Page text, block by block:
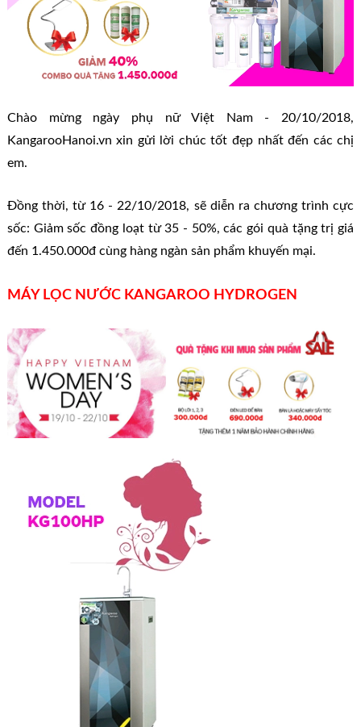
Chào mừng ngày phụ nữ Việt Nam - 20/10/2018,
KangarooHanoi.vn xin gửi lời chúc tốt đẹp nhất đến các chị
em.
Đồng thời, từ 16 - 22/10/2018, sẽ diễn ra chương trình cực
sốc: Giảm sốc đồng loạt từ 35 - 50%, các gói quà tặng trị giá
đến 1.450.000đ cùng hàng ngàn sản phẩm khuyến mại.
MÁY LỌC NƯỚC KANGAROO HYDROGEN